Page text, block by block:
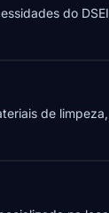
do
de